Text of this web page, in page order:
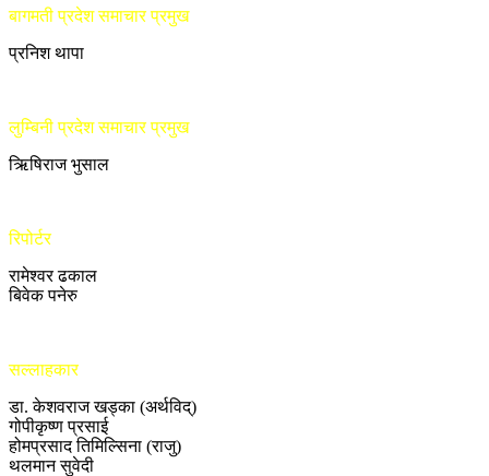
बागमती प्रदेश समाचार प्रमुख
प्रनिश थापा
लुम्बिनी प्रदेश समाचार प्रमुख
ऋिषिराज भुसाल
रिपोर्टर
रामेश्वर ढकाल
बिवेक पनेरु
सल्लाहकार
डा. केशवराज खड्का (अर्थविद्)
गोपीकृष्ण प्रसाई
होमप्रसाद तिमिल्सिना (राजु)
थलमान सुवेदी